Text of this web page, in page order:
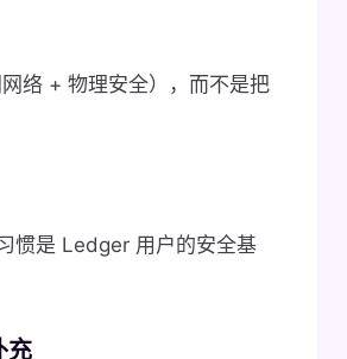
络 + 物理安全），而不是把
惯是 Ledger 用户的安全基
充